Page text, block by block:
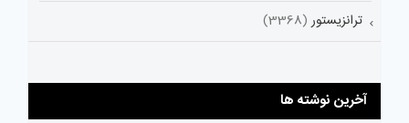
ترانزیستور (3368)
آخرین نوشته ها